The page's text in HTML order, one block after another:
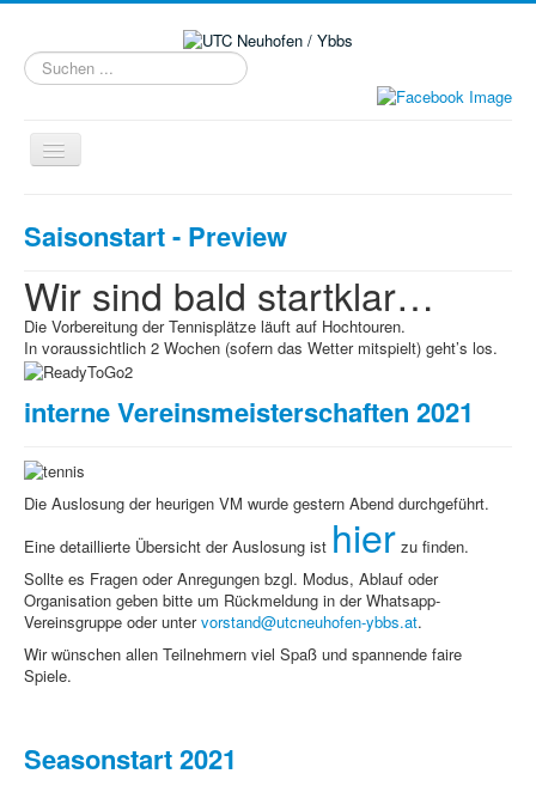
Suchen
...
Navigation
Kinder & Jugend
Neuanmeldung/Tarife
Training
Plätze
Kontakt
Rangliste
Sponsoren
Forderungspyramide
Saisonstart - Preview
Wir sind bald startklar…
Die Vorbereitung der Tennisplätze läuft auf Hochtouren.
In voraussichtlich 2 Wochen (sofern das Wetter mitspielt) geht’s los.
interne Vereinsmeisterschaften 2021
Die Auslosung der heurigen VM wurde gestern Abend durchgeführt.
Eine detaillierte Übersicht der Auslosung ist hier zu finden.
Sollte es Fragen oder Anregungen bzgl. Modus, Ablauf oder
Organisation geben bitte um Rückmeldung in der Whatsapp-
Vereinsgruppe oder untervorstand@utcneuhofen-ybbs.at.
Wir wünschen allen Teilnehmern viel Spaß und spannende faire
Spiele.
Seasonstart 2021